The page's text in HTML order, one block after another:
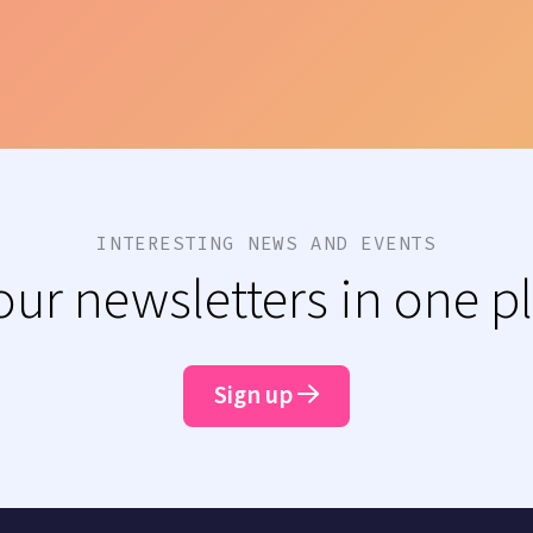
INTERESTING NEWS AND EVENTS
newsletters in one
Sign up